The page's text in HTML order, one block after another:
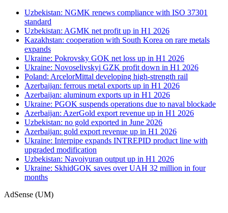
Uzbekistan: NGMK renews compliance with ISO 37301
standard
Uzbekistan: AGMK net profit up in H1 2026
Kazakhstan: cooperation with South Korea on rare metals
expands
Ukraine: Pokrovsky GOK net loss up in H1 2026
Ukraine: Novoselivskyi GZK profit down in H1 2026
Poland: ArcelorMittal developing high-strength rail
Azerbaijan: ferrous metal exports up in H1 2026
Azerbaijan: aluminum exports up in H1 2026
Ukraine: PGOK suspends operations due to naval blockade
Azerbaijan: AzerGold export revenue up in H1 2026
Uzbekistan: no gold exported in June 2026
Azerbaijan: gold export revenue up in H1 2026
Ukraine: Interpipe expands INTREPID product line with
upgraded modification
Uzbekistan: Navoiyuran output up in H1 2026
Ukraine: SkhidGOK saves over UAH 32 million in four
months
AdSense (UM)